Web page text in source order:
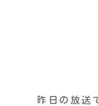
昨日の放送